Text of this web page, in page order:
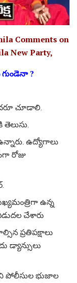
Comments on
New Party,
?
చూడాలి.
తెలుసు.
ఉద్యోగాలు
రోజు
ఉన్న
చేశారు
ప్రతిపక్షాలు
డ్యాన్సులు
పోలీసుల భుజాల